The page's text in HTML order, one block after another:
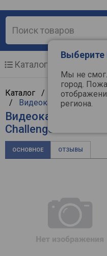
Мы не
город.
региона.
Каталог
Каталог /
/ Видеокарты/ASRock
Видеокарта
Challenger 8GB OC
ОСНОВНОЕ ОТЗЫВЫ